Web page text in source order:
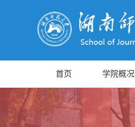
首页 学院概况